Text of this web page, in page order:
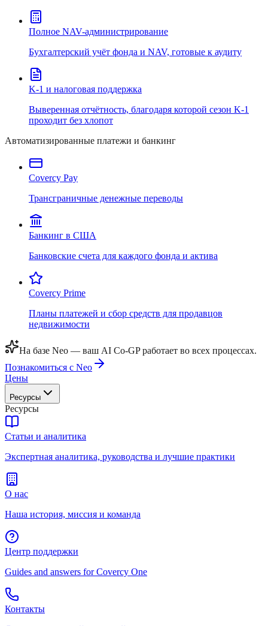
Полное NAV-администрирование
Бухгалтерский учёт фонда и NAV, готовые к аудиту
K-1 и налоговая поддержка
Выверенная отчётность, благодаря которой сезон K-1
проходит без хлопот
Автоматизированные платежи и банкинг
Covercy Pay
Трансграничные денежные переводы
Банкинг в США
Банковские счета для каждого фонда и актива
Covercy Prime
Планы платежей и сбор средств для продавцов
недвижимости
На базе Neo — ваш AI Co-GP работает во всех процессах.
Познакомиться с Neo
Цены
Ресурсы
Ресурсы
Статьи и аналитика
Экспертная аналитика, руководства и лучшие практики
О нас
Наша история, миссия и команда
Центр поддержки
Guides and answers for Covercy One
Контакты